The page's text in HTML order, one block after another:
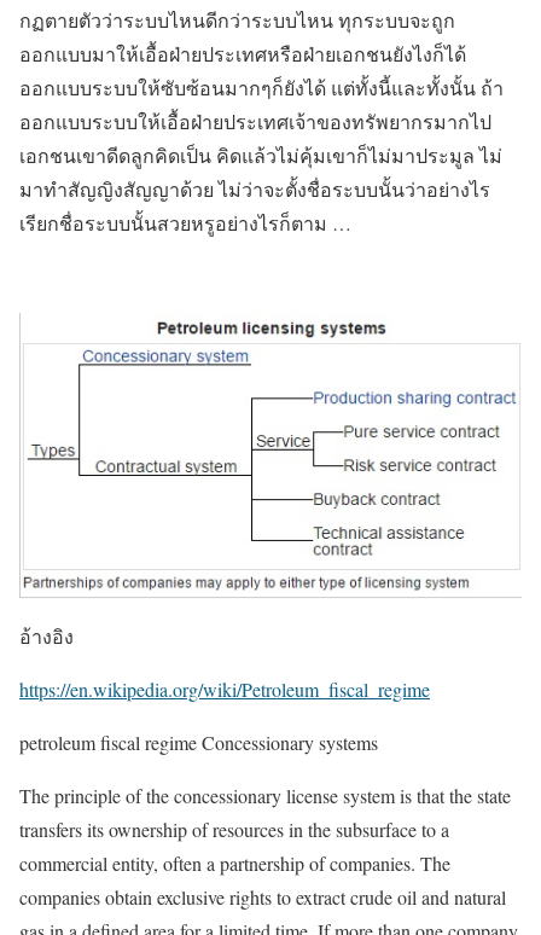
กฏตายตัวว่าระบบไหนดีกว่าระบบไหน ทุกระบบจะถูก
ออกแบบมาให้เอื้อฝ่ายประเทศหรือฝ่ายเอกชนยังไงก็ได้
ออกแบบระบบให้ซับซ้อนมากๆก็ยังได้ แต่ทั้งนี้และทั้งนั้น ถ้า
ออกแบบระบบให้เอื้อฝ่ายประเทศเจ้าของทรัพยากรมากไป
เอกชนเขาดีดลูกคิดเป็น คิดแล้วไม่คุ้มเขาก็ไม่มาประมูล ไม่
มาทำสัญญิงสัญญาด้วย ไม่ว่าจะตั้งชื่อระบบนั้นว่าอย่างไร
เรียกชื่อระบบนั้นสวยหรูอย่างไรก็ตาม …
อ้างอิง
https://en.wikipedia.org/wiki/Petroleum_fiscal_regime
petroleum fiscal regime Concessionary systems
The principle of the concessionary license system is that the state
transfers its ownership of resources in the subsurface to a
commercial entity, often a partnership of companies. The
companies obtain exclusive rights to extract crude oil and natural